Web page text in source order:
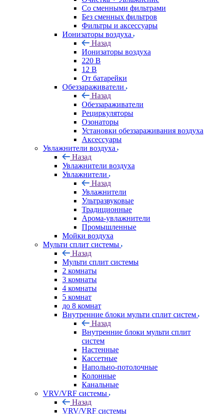
Cо сменными фильтрами
Без сменных фильтров
Фильтры и аксессуары
Ионизаторы воздуха
Назад
Ионизаторы воздуха
220 В
12 В
От батарейки
Обеззараживатели
Назад
Обеззараживатели
Рециркуляторы
Озонаторы
Установки обеззараживания воздуха
Аксессуары
Увлажнители воздуха
Назад
Увлажнители воздуха
Увлажнители
Назад
Увлажнители
Ультразвуковые
Традиционные
Арома-увлажнители
Промышленные
Мойки воздуха
Мульти сплит системы
Назад
Мульти сплит системы
2 комнаты
3 комнаты
4 комнаты
5 комнат
до 8 комнат
Внутренние блоки мульти сплит систем
Назад
Внутренние блоки мульти сплит
систем
Настенные
Кассетные
Напольно-потолочные
Колонные
Канальные
VRV/VRF системы
Назад
VRV/VRF системы